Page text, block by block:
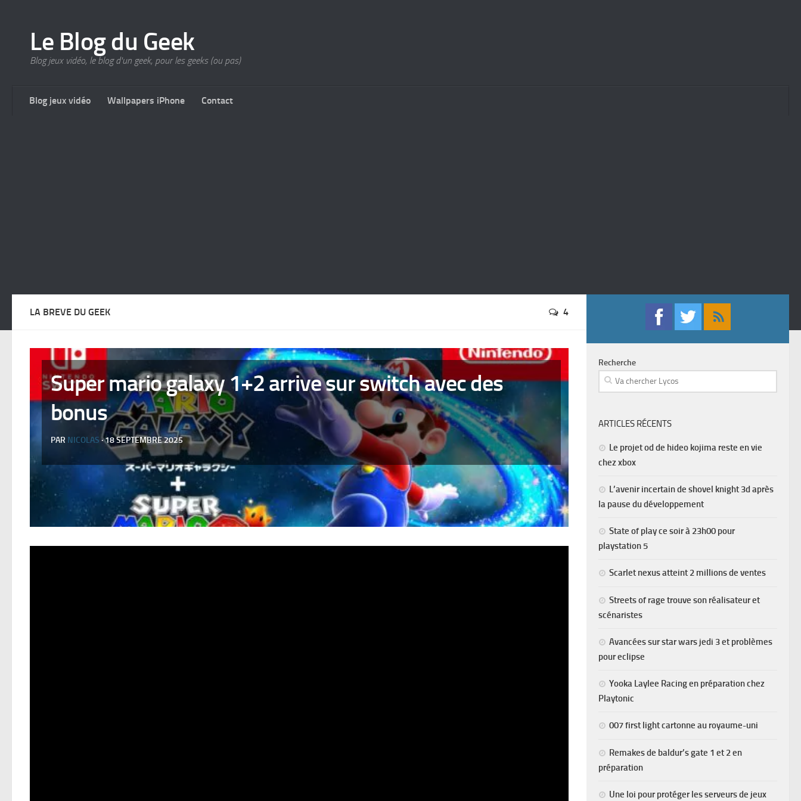
Le Blog du Geek
Blog jeux vidéo, le blog d'un geek, pour les geeks (ou pas)
Blog jeux vidéo Wallpapers iPhone Contact
LA BREVE DU GEEK 4
Super mario galaxy 1+2 arrive sur switch avec des
bonus
PAR NICOLAS · 18 SEPTEMBRE 2025
Recherche
ARTICLES RÉCENTS
Le projet od de hideo kojima reste en vie
chez xbox
L’avenir incertain de shovel knight 3d après
la pause du développement
State of play ce soir à 23h00 pour
playstation 5
Scarlet nexus atteint 2 millions de ventes
Streets of rage trouve son réalisateur et
scénaristes
Avancées sur star wars jedi 3 et problèmes
pour eclipse
Yooka Laylee Racing en préparation chez
Playtonic
007 first light cartonne au royaume-uni
Remakes de baldur’s gate 1 et 2 en
préparation
Une loi pour protéger les serveurs de jeux